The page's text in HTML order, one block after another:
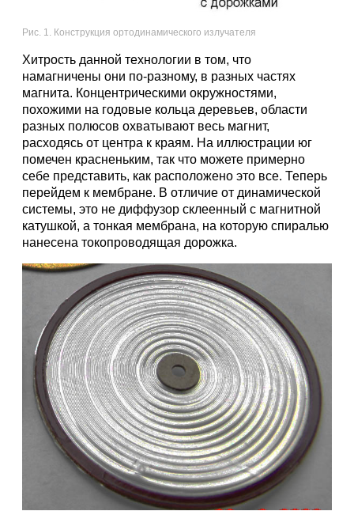
Рис. 1. Конструкция ортодинамического излучателя
Хитрость данной технологии в том, что
намагничены они по-разному, в разных частях
магнита. Концентрическими окружностями,
похожими на годовые кольца деревьев, области
разных полюсов охватывают весь магнит,
расходясь от центра к краям. На иллюстрации юг
помечен красненьким, так что можете примерно
себе представить, как расположено это все. Теперь
перейдем к мембране. В отличие от динамической
системы, это не диффузор склеенный с магнитной
катушкой, а тонкая мембрана, на которую спиралью
нанесена токопроводящая дорожка.